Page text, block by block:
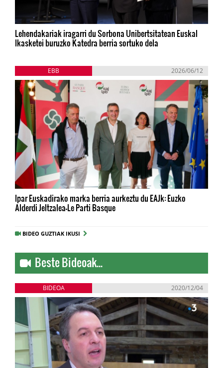
Lehendakariak iragarri du Sorbona Unibertsitatean Euskal
Ikasketei buruzko Katedra berria sortuko dela
EBB 2026/06/12
Ipar Euskadirako marka berria aurkeztu du EAJk: Euzko
Alderdi Jeltzalea-Le Parti Basque
BIDEO GUZTIAK IKUSI
Beste Bideoak...
BIDEOA 2020/12/04